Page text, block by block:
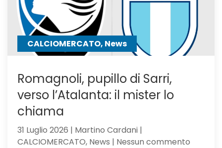
Parma
passo
CALCIOMERCATO, News
Romagnoli, pupillo di Sarri,
verso l’Atalanta: il mister lo
chiama
31 Luglio 2026 | Martino Cardani |
CALCIOMERCATO, News | Nessun commento